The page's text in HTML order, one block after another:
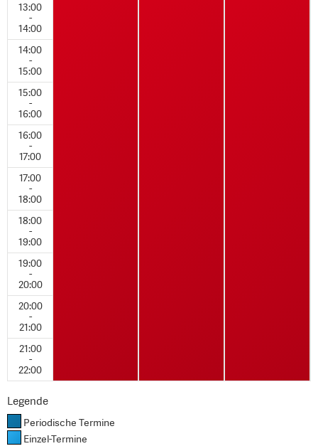
13:00
-
14:00
14:00
-
15:00
15:00
-
16:00
16:00
-
17:00
17:00
-
18:00
18:00
-
19:00
19:00
-
20:00
20:00
-
21:00
21:00
-
22:00
Legende
Periodische Termine
Einzel-Termine